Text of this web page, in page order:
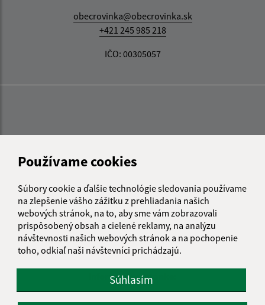
Používame cookies
Súbory cookie a ďalšie technológie sledovania používame
na zlepšenie vášho zážitku z prehliadania našich
webových stránok, na to, aby sme vám zobrazovali
prispôsobený obsah a cielené reklamy, na analýzu
návštevnosti našich webových stránok a na pochopenie
toho, odkiaľ naši návštevníci prichádzajú.
Súhlasím
obecrovinka@obecrovinka.sk
+421 245 985 218
IČO: 00305057
Informácie o stránke: